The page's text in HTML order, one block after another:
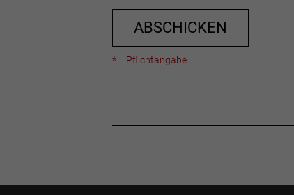
ABSCHICKEN
* = Pflichtangabe